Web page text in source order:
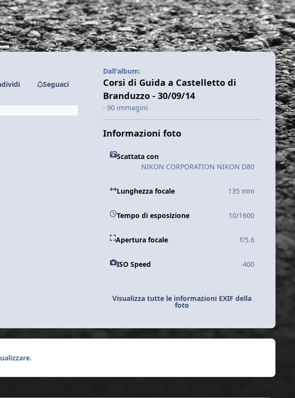
slide
slide
Seguaci
Dall'album:
Corsi di Guida a Castelletto di
Branduzzo - 30/09/14
· 90 immagini
Informazioni foto
Scattata con
NIKON CORPORATION NIKON D80
Lunghezza focale 135 mm
Tempo di esposizione 10/1600
Apertura focale f/5.6
ISO Speed 400
Visualizza tutte le informazioni EXIF della
foto